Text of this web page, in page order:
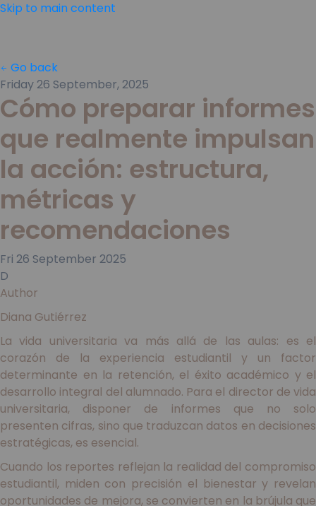
Skip to main content
Go back
Friday 26 September, 2025
Cómo preparar informes
que realmente impulsan
la acción: estructura,
métricas y
recomendaciones
Fri 26 September 2025
D
Author
Diana Gutiérrez
La vida universitaria va más allá de las aulas: es el
corazón de la experiencia estudiantil y un factor
determinante en la retención, el éxito académico y el
desarrollo integral del alumnado. Para el director de vida
universitaria, disponer de informes que no solo
presenten cifras, sino que traduzcan datos en decisiones
estratégicas, es esencial.
Cuando los reportes reflejan la realidad del compromiso
estudiantil, miden con precisión el bienestar y revelan
oportunidades de mejora, se convierten en la brújula que